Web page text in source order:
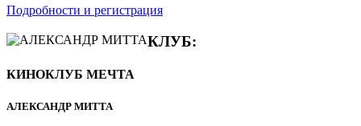
Подробности и регистрация
КЛУБ:
КИНОКЛУБ МЕЧТА
АЛЕКСАНДР МИТТА